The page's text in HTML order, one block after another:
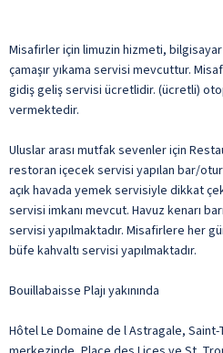
Misafirler için limuzin hizmeti,
çamaşır yıkama servisi mevcuttur.
gidiş geliş servisi ücretlidir. (ücretli)
vermektedir.
Uluslar arası mutfak sevenler için
restoran içecek servisi yapılan bar/
açık havada yemek servisiyle dikkat
servisi imkanı mevcut. Havuz kenarı
servisi yapılmaktadır. Misafirlere her
büfe kahvaltı servisi yapılmaktadır.
Bouillabaisse Plajı yakınında
Hôtel Le Domaine de l Astragale,